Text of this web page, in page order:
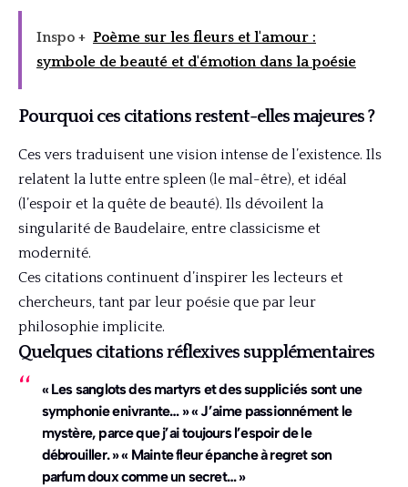
Inspo + Poème sur les fleurs et l'amour :
symbole de beauté et d'émotion dans la poésie
Pourquoi ces citations restent-elles majeures ?
Ces vers traduisent une vision intense de l’existence. Ils
relatent la lutte entre spleen (le mal-être), et idéal
(l’espoir et la quête de beauté). Ils dévoilent la
singularité de Baudelaire, entre classicisme et
modernité.
Ces citations continuent d’inspirer les lecteurs et
chercheurs, tant par leur poésie que par leur
philosophie implicite.
Quelques citations réflexives supplémentaires
« Les sanglots des martyrs et des suppliciés sont une
symphonie enivrante… » « J’aime passionnément le
mystère, parce que j’ai toujours l’espoir de le
débrouiller. » « Mainte fleur épanche à regret son
parfum doux comme un secret… »